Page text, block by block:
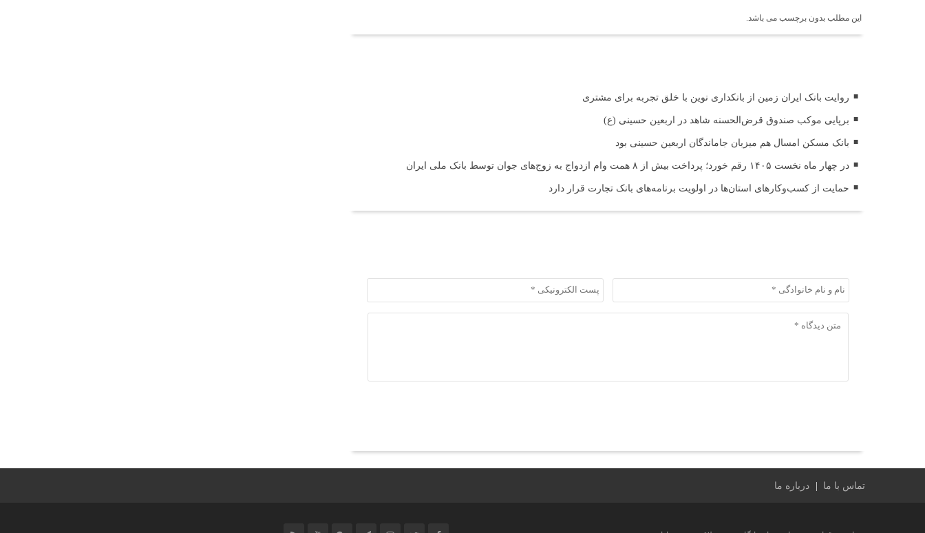
این مطلب بدون برچسب می باشد.
روایت بانک ایران زمین از بانکداری نوین با خلق تجربه برای مشتری
برپایی موکب صندوق قرض‌الحسنه شاهد در اربعین حسینی (ع)
بانک مسکن امسال هم میزبان جاماندگان اربعین حسینی بود
در چهار ماه نخست ۱۴۰۵ رقم خورد؛ پرداخت بیش از ۸ همت وام ازدواج به زوج‌های جوان توسط بانک ملی ایران
حمایت از کسب‌وکارهای استان‌ها در اولویت برنامه‌های بانک تجارت قرار دارد
تماس با ما درباره ما